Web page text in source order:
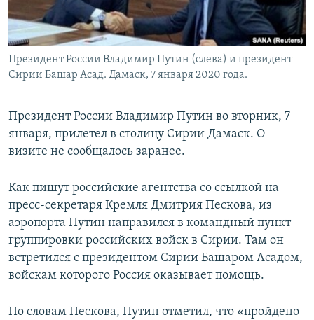
Президент России Владимир Путин (слева) и президент
Сирии Башар Асад. Дамаск, 7 января 2020 года.
Президент России Владимир Путин во вторник, 7
января, прилетел в столицу Сирии Дамаск. О
визите не сообщалось заранее.
Как пишут российские агентства со ссылкой на
пресс-секретаря Кремля Дмитрия Пескова, из
аэропорта Путин направился в командный пункт
группировки российских войск в Сирии. Там он
встретился с президентом Сирии Башаром Асадом,
войскам которого Россия оказывает помощь.
По словам Пескова, Путин отметил, что «пройдено